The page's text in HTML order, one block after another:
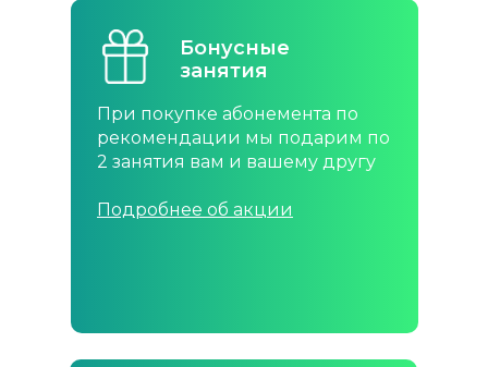
При покупке абонемента по
рекомендации мы подарим по
2 занятия вам и вашему другу
Подробнее об акции
Бонусные
занятия
При покупке абонемента по
рекомендации мы подарим по
2 занятия вам и вашему другу
Подробнее об акции
Бонусные
занятия